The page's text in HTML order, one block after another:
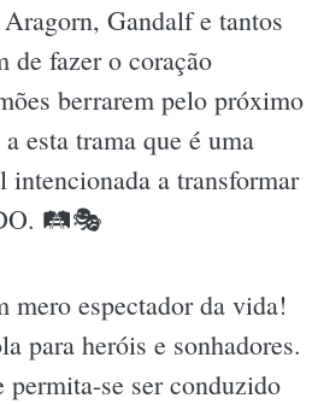
Gandalf e tantos
de fazer o coração
berrarem pelo próximo
esta trama que é uma
intencionada a transformar
🛤🎭
mero espectador da vida!
para heróis e sonhadores.
permita-se ser conduzido